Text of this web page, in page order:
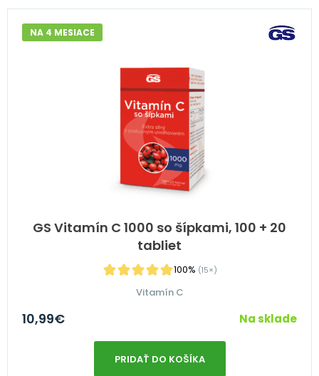
GS Vitamín C 1000 so šípkami, 100 + 20
tabliet
100% (15×)
NA 4 MESIACE
Vitamín C
10,99€ Na sklade
PRIDAŤ DO KOŠÍKA